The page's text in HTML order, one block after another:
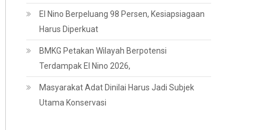
El Nino Berpeluang 98 Persen, Kesiapsiagaan
Harus Diperkuat
BMKG Petakan Wilayah Berpotensi
Terdampak El Nino 2026,
Masyarakat Adat Dinilai Harus Jadi Subjek
Utama Konservasi